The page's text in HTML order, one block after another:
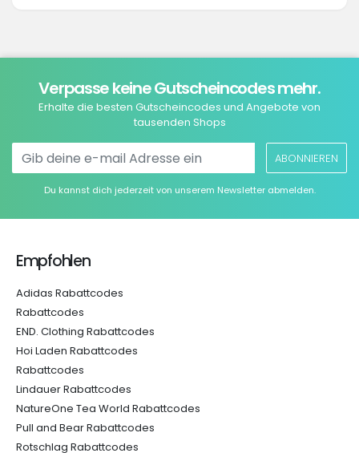
Verpasse keine Gutscheincodes mehr.
Erhalte die besten Gutscheincodes und Angebote von
tausenden Shops
ABONNIEREN
Du kannst dich jederzeit von unserem Newsletter abmelden.
Empfohlen
Adidas Rabattcodes
Rabattcodes
END. Clothing Rabattcodes
Hoi Laden Rabattcodes
Rabattcodes
Lindauer Rabattcodes
NatureOne Tea World Rabattcodes
Pull and Bear Rabattcodes
Rotschlag Rabattcodes